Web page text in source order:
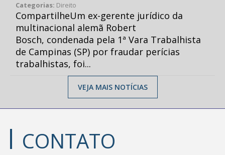
Categorias: Direito
CompartilheUm ex-gerente jurídico da
multinacional alemã Robert
Bosch, condenada pela 1ª Vara Trabalhista
de Campinas (SP) por fraudar perícias
trabalhistas, foi...
VEJA MAIS NOTÍCIAS
CONTATO